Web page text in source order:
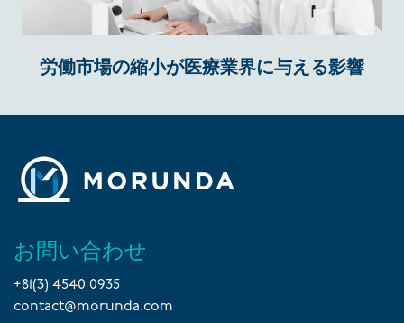
労働市場の縮小が医療業界に与える影響
お問い合わせ
+81(3) 4540 0935
contact@morunda.com